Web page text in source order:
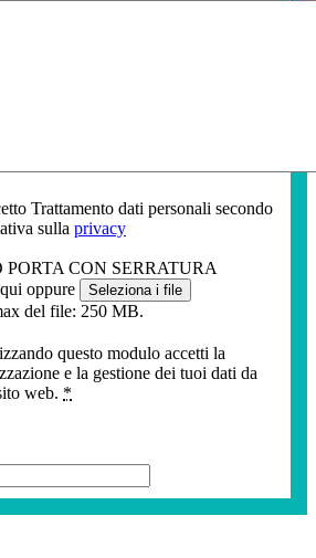
Trattamento dati personali secondo
sulla privacy
CON SERRATURA
oppure
Seleziona i file
del file: 250 MB.
questo modulo accetti la
e la gestione dei tuoi dati da
web. *